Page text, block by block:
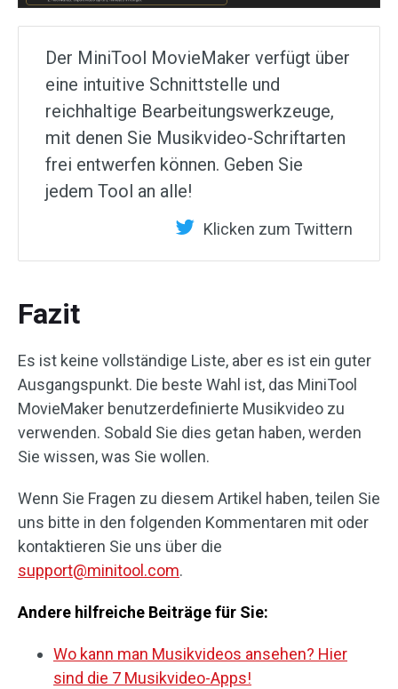
Der MiniTool MovieMaker verfügt über
eine intuitive Schnittstelle und
reichhaltige Bearbeitungswerkzeuge,
mit denen Sie Musikvideo-Schriftarten
frei entwerfen können. Geben Sie
jedem Tool an alle!
Klicken zum Twittern
Fazit
Es ist keine vollständige Liste, aber es ist ein guter
Ausgangspunkt. Die beste Wahl ist, das MiniTool
MovieMaker benutzerdefinierte Musikvideo zu
verwenden. Sobald Sie dies getan haben, werden
Sie wissen, was Sie wollen.
Wenn Sie Fragen zu diesem Artikel haben, teilen Sie
uns bitte in den folgenden Kommentaren mit oder
kontaktieren Sie uns über die
support@minitool.com.
Andere hilfreiche Beiträge für Sie:
Wo kann man Musikvideos ansehen? Hier
sind die 7 Musikvideo-Apps!